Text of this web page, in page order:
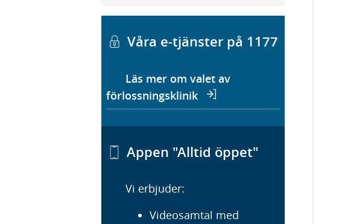
Våra e-tjänster på 1177
Läs mer om valet av
förlossningsklinik
Appen "Alltid öppet"
Vi erbjuder:
Videosamtal med